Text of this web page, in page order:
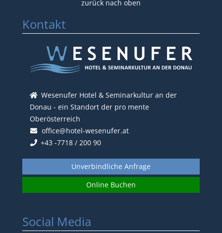
Kontakt
Wesenufer Hotel & Seminarkultur an der
Donau - ein Standort der pro mente
Oberösterreich
office@hotel-wesenufer.at
+43 -7718 / 200 90
Unverbindliche Anfrage
Online Buchen
Social Media